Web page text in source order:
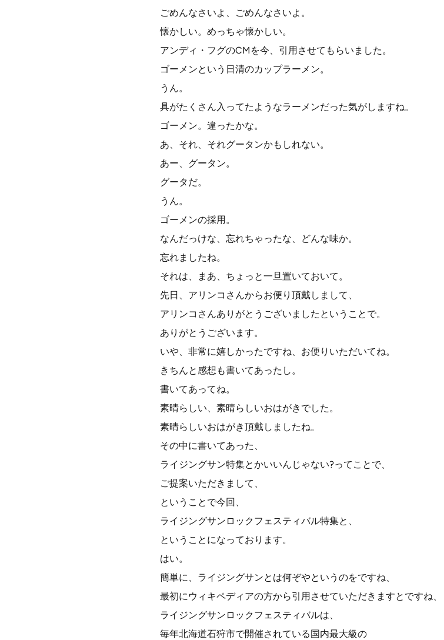
ごめんなさいよ、ごめんなさいよ。
懐かしい。めっちゃ懐かしい。
アンディ・フグのCMを今、引用させてもらいました。
ゴーメンという日清のカップラーメン。
うん。
具がたくさん入ってたようなラーメンだった気がしますね。
ゴーメン。違ったかな。
あ、それ、それグータンかもしれない。
あー、グータン。
グータだ。
うん。
ゴーメンの採用。
なんだっけな、忘れちゃったな、どんな味か。
忘れましたね。
それは、まあ、ちょっと一旦置いておいて。
先日、アリンコさんからお便り頂戴しまして、
アリンコさんありがとうございましたということで。
ありがとうございます。
いや、非常に嬉しかったですね、お便りいただいてね。
きちんと感想も書いてあったし。
書いてあってね。
素晴らしい、素晴らしいおはがきでした。
素晴らしいおはがき頂戴しましたね。
その中に書いてあった、
ライジングサン特集とかいいんじゃない?ってことで、
ご提案いただきまして、
ということで今回、
ライジングサンロックフェスティバル特集と、
ということになっております。
はい。
簡単に、ライジングサンとは何ぞやというのをですね、
最初にウィキペディアの方から引用させていただきますとですね、
ライジングサンロックフェスティバルは、
毎年北海道石狩市で開催されている国内最大級の